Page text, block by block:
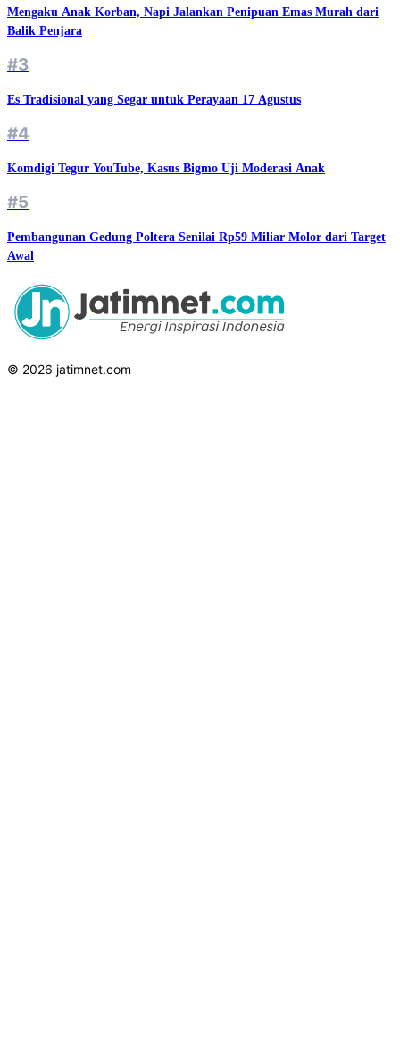
Mengaku Anak Korban, Napi Jalankan Penipuan Emas Murah dari
Balik Penjara
#3
Es Tradisional yang Segar untuk Perayaan 17 Agustus
#4
Komdigi Tegur YouTube, Kasus Bigmo Uji Moderasi Anak
#5
Pembangunan Gedung Poltera Senilai Rp59 Miliar Molor dari Target
Awal
© 2026 jatimnet.com